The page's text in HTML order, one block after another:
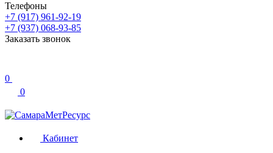
Телефоны
+7 (917) 961-92-19
+7 (937) 068-93-85
Заказать звонок
0
0
Кабинет